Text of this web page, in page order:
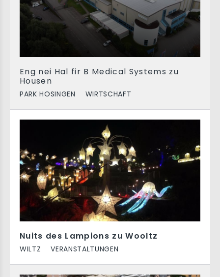
Eng nei Hal fir B Medical Systems zu
Housen
PARK HOSINGEN WIRTSCHAFT
Nuits des Lampions zu Wooltz
WILTZ VERANSTALTUNGEN